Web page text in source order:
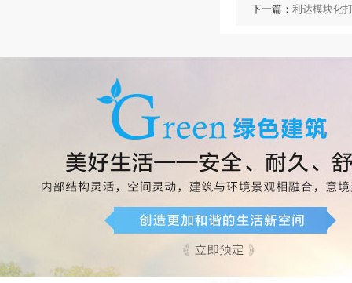
下一篇： 利达模块化